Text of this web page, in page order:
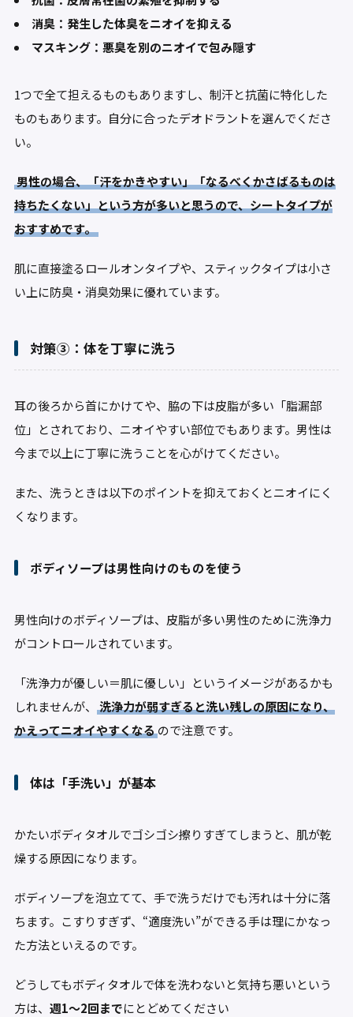
消臭：発生した体臭をニオイを抑える
マスキング：悪臭を別のニオイで包み隠す
1つで全て担えるものもありますし、制汗と抗菌に特化した
ものもあります。自分に合ったデオドラントを選んでくださ
い。
男性の場合、「汗をかきやすい」「なるべくかさばるものは
持ちたくない」という方が多いと思うので、シートタイプが
おすすめです。
肌に直接塗るロールオンタイプや、スティックタイプは小さ
い上に防臭・消臭効果に優れています。
対策③：体を丁寧に洗う
耳の後ろから首にかけてや、脇の下は皮脂が多い「脂漏部
位」とされており、ニオイやすい部位でもあります。男性は
今まで以上に丁寧に洗うことを心がけてください。
また、洗うときは以下のポイントを抑えておくとニオイにく
くなります。
ボディソープは男性向けのものを使う
男性向けのボディソープは、皮脂が多い男性のために洗浄力
がコントロールされています。
「洗浄力が優しい＝肌に優しい」というイメージがあるかも
しれませんが、
洗浄力が弱すぎると洗い残しの原因になり、
かえってニオイやすくなるので注意です。
体は「手洗い」が基本
かたいボディタオルでゴシゴシ擦りすぎてしまうと、肌が乾
燥する原因になります。
ボディソープを泡立てて、手で洗うだけでも汚れは十分に落
ちます。こすりすぎず、“適度洗い”ができる手は理にかなっ
た方法といえるのです。
どうしてもボディタオルで体を洗わないと気持ち悪いという
方は、 週1～2回までにとどめてください